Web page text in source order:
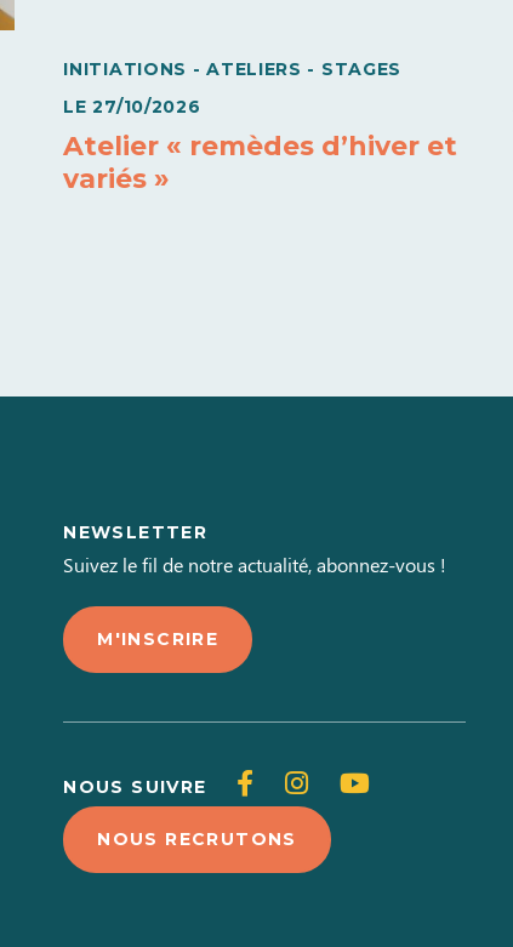
INITIATIONS - ATELIERS - STAGES
LE 27/10/2026
Atelier « remèdes d’hiver et
variés »
NEWSLETTER
Suivez le fil de notre actualité, abonnez-vous !
M'INSCRIRE
NOUS SUIVRE
Suivez-
nous
sur
Suivez-
nous
sur
Suivez-
NOUS RECRUTONS